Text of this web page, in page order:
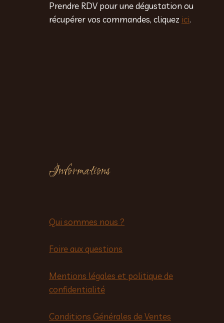
Prendre RDV pour une dégustation ou
récupérer vos commandes, cliquez ici.
Informations
Qui sommes nous ?
Foire aux questions
Mentions légales et politique de
confidentialité
Conditions Générales de Ventes